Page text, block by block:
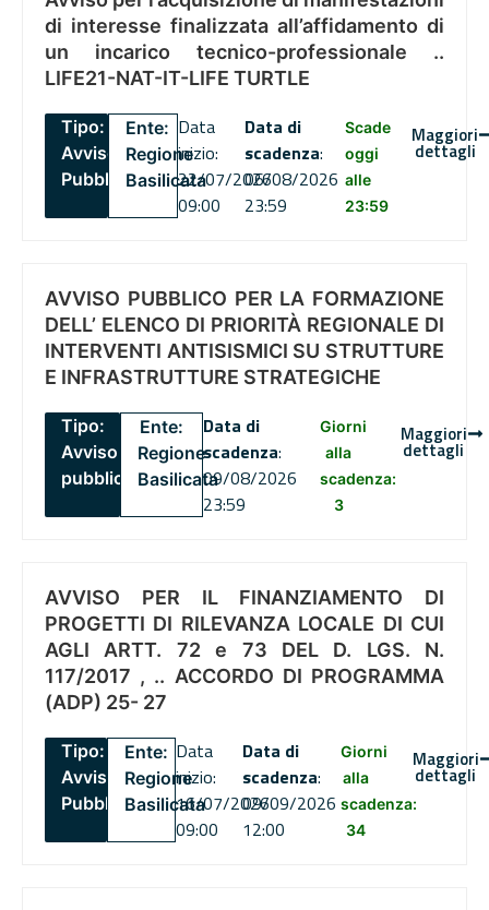
di interesse finalizzata all’affidamento di
un incarico tecnico-professionale ..
LIFE21-NAT-IT-LIFE TURTLE
Tipo:
Avviso
Pubblico
Ente:
Regione
Basilicata
Data
inizio:
22/07/2026
09:00
Data di
scadenza:
06/08/2026
23:59
Scade
oggi
alle
23:59
Maggiori
dettagli
AVVISO PUBBLICO PER LA FORMAZIONE
DELL’ ELENCO DI PRIORITÀ REGIONALE DI
INTERVENTI ANTISISMICI SU STRUTTURE
E INFRASTRUTTURE STRATEGICHE
Tipo:
Avviso
pubblico
Ente:
Regione
Basilicata
Data di
scadenza:
09/08/2026
23:59
Giorni
alla
scadenza:
3
Maggiori
dettagli
AVVISO PER IL FINANZIAMENTO DI
PROGETTI DI RILEVANZA LOCALE DI CUI
AGLI ARTT. 72 e 73 DEL D. LGS. N.
117/2017 , .. ACCORDO DI PROGRAMMA
(ADP) 25- 27
Tipo:
Avviso
Pubblico
Ente:
Regione
Basilicata
Data
inizio:
16/07/2026
09:00
Data di
scadenza:
09/09/2026
12:00
Giorni
alla
scadenza:
34
Maggiori
dettagli